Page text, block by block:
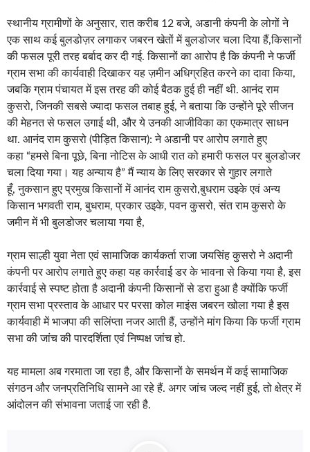
स्थानीय ग्रामीणों के अनुसार, रात करीब 12 बजे, अडानी कंपनी के लोगों ने
एक साथ कई बुलडोज़र लगाकर जबरन खेतों में बुलडोजर चला दिया हैं,किसानों
की फसल पूरी तरह बर्बाद कर दी गई. किसानों का आरोप है कि कंपनी ने फर्जी
ग्राम सभा की कार्यवाही दिखाकर यह ज़मीन अधिग्रहित करने का दावा किया,
जबकि ग्राम पंचायत में इस तरह की कोई बैठक हुई ही नहीं थी. आनंद राम
कुसरो, जिनकी सबसे ज्यादा फसल तबाह हुई, ने बताया कि उन्होंने पूरे सीजन
की मेहनत से फसल उगाई थी, और ये उनकी आजीविका का एकमात्र साधन
था. आनंद राम कुसरो (पीड़ित किसान): ने अडानी पर आरोप लगाते हुए
कहा “हमसे बिना पूछे, बिना नोटिस के आधी रात को हमारी फसल पर बुलडोजर
चला दिया गया। यह अन्याय है” मैं न्याय के लिए सरकार से गुहार लगाते
हूँ, नुकसान हुए प्रमुख किसानों में आनंद राम कुसरो,बुधराम उइके एवं अन्य
किसान भगवती राम, बुधराम, प्रकार उइके, पवन कुसरो, संत राम कुसरो के
जमीन में भी बुलडोजर चलाया गया है,
ग्राम साल्ही युवा नेता एवं सामाजिक कार्यकर्ता राजा जयसिंह कुसरो ने अदानी
कंपनी पर आरोप लगाते हुए कहा यह कार्रवाई डर के भावना से किया गया है, इस
कार्रवाई से स्पष्ट होता है अदानी कंपनी किसानों से डरा हुआ है क्योंकि फर्जी
ग्राम सभा प्रस्ताव के आधार पर परसा कोल माइंस जबरन खोला गया है इस
कार्यवाही में भाजपा की सलिंप्ता नजर आती हैं, उन्होंने मांग किया कि फर्जी ग्राम
सभा की जांच की पारदर्शिता एवं निष्पक्ष जांच हो.
यह मामला अब गरमाता जा रहा है, और किसानों के समर्थन में कई सामाजिक
संगठन और जनप्रतिनिधि सामने आ रहे हैं. अगर जांच जल्द नहीं हुई, तो क्षेत्र में
आंदोलन की संभावना जताई जा रही है.